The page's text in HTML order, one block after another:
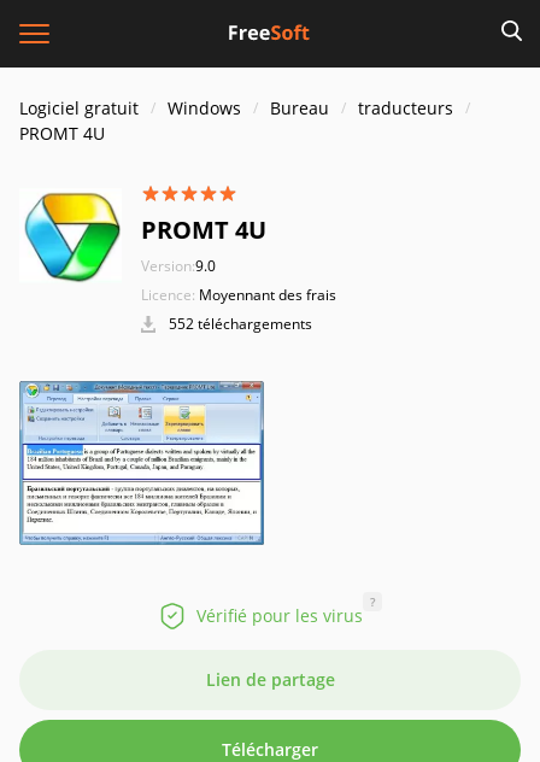
Logiciel gratuit Windows Bureau
traducteurs
PROMT 4U
PROMT 4U
Version:9.0
Licence: Moyennant des frais
552 téléchargements
Vérifié pour les virus
?
Lien de partage
Télécharger